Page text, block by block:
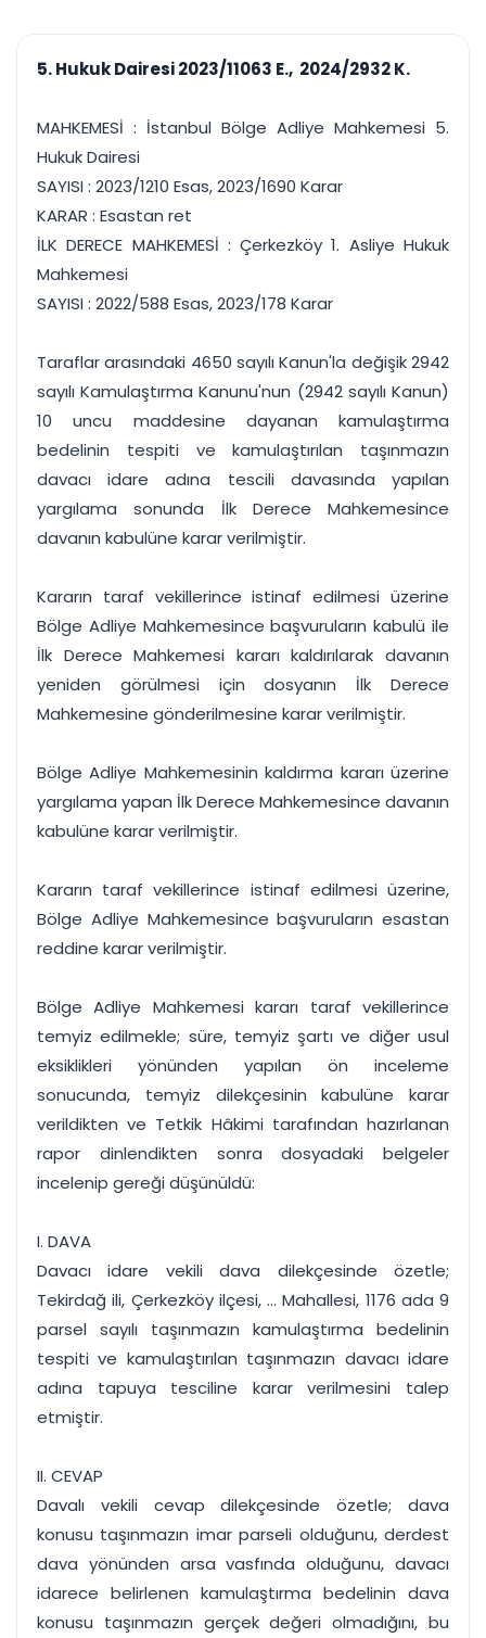
Duruşma ve görev
takvimi
Bildirim
Süreleri asla kaçırmayın
takibi
rapor
Tek panelde uçtan uca yönetim
Tüm özellikleri inceleyin Ücretsiz Başlayın
5. Hukuk Dairesi 2023/11063 E., 2024/2932 K.
MAHKEMESİ : İstanbul Bölge Adliye Mahkemesi 5.
Hukuk Dairesi
SAYISI : 2023/1210 Esas, 2023/1690 Karar
KARAR : Esastan ret
İLK DERECE MAHKEMESİ : Çerkezköy 1. Asliye Hukuk
Mahkemesi
SAYISI : 2022/588 Esas, 2023/178 Karar
Taraflar arasındaki 4650 sayılı Kanun'la değişik 2942
sayılı Kamulaştırma Kanunu'nun (2942 sayılı Kanun)
10 uncu maddesine dayanan kamulaştırma
bedelinin tespiti ve kamulaştırılan taşınmazın
davacı idare adına tescili davasında yapılan
yargılama sonunda İlk Derece Mahkemesince
davanın kabulüne karar verilmiştir.
Kararın taraf vekillerince istinaf edilmesi üzerine
Bölge Adliye Mahkemesince başvuruların kabulü ile
İlk Derece Mahkemesi kararı kaldırılarak davanın
yeniden görülmesi için dosyanın İlk Derece
Mahkemesine gönderilmesine karar verilmiştir.
Bölge Adliye Mahkemesinin kaldırma kararı üzerine
yargılama yapan İlk Derece Mahkemesince davanın
kabulüne karar verilmiştir.
Kararın taraf vekillerince istinaf edilmesi üzerine,
Bölge Adliye Mahkemesince başvuruların esastan
reddine karar verilmiştir.
Bölge Adliye Mahkemesi kararı taraf vekillerince
temyiz edilmekle; süre, temyiz şartı ve diğer usul
eksiklikleri yönünden yapılan ön inceleme
sonucunda, temyiz dilekçesinin kabulüne karar
verildikten ve Tetkik Hâkimi tarafından hazırlanan
rapor dinlendikten sonra dosyadaki belgeler
incelenip gereği düşünüldü:
I. DAVA
Davacı idare vekili dava dilekçesinde özetle;
Tekirdağ ili, Çerkezköy ilçesi, ... Mahallesi, 1176 ada 9
parsel sayılı taşınmazın kamulaştırma bedelinin
tespiti ve kamulaştırılan taşınmazın davacı idare
adına tapuya tesciline karar verilmesini talep
etmiştir.
II. CEVAP
Davalı vekili cevap dilekçesinde özetle; dava
konusu taşınmazın imar parseli olduğunu, derdest
dava yönünden arsa vasfında olduğunu, davacı
idarece belirlenen kamulaştırma bedelinin dava
konusu taşınmazın gerçek değeri olmadığını, bu